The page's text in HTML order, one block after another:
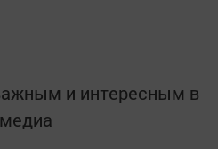
и интересным в